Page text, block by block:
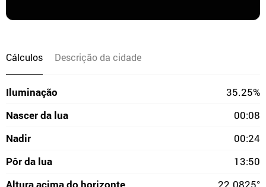
Cálculos Descrição da cidade
Iluminação
35.25%
Nascer da lua
00:08
Nadir
00:24
Pôr da lua
13:50